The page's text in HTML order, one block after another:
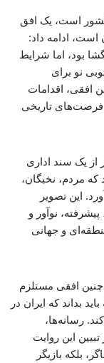
کشور است، یک افق
است، ادامه داد:
بود، اما شرایط
نو برای
افقی، اقدامات
فرصت‌های تاریخی
از یک سند اداری
که مردم، نخبگان،
این تصویر
نوآور و
و جهانی
چنین افقی مستلزم
بداند که ایران در
رسانه‌ها،
این روایت
بلکه بازیگر